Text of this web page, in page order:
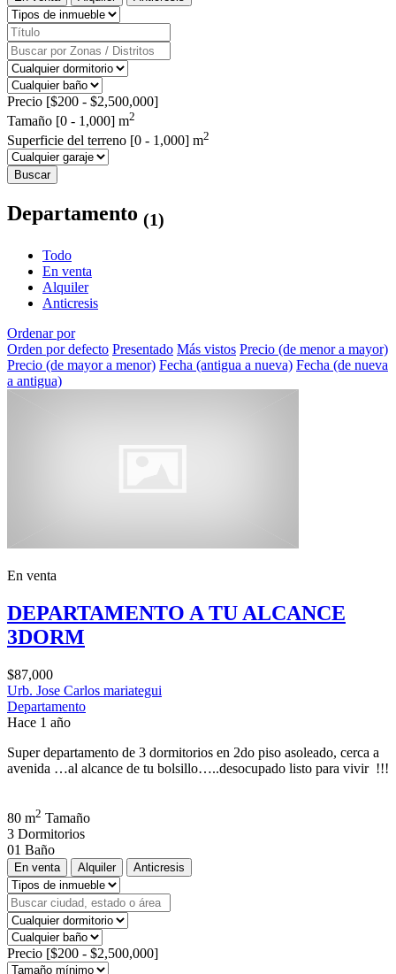
Precio [$200 - $2,500,000]
Tamaño [0 - 1,000] m2
Superficie del terreno [0 - 1,000] m2
Buscar
Departamento (1)
Todo
En venta
Alquiler
Anticresis
Ordenar por
Orden por defecto Presentado Más vistos Precio (de menor a mayor)
Precio (de mayor a menor) Fecha (antigua a nueva) Fecha (de nueva
a antigua)
En venta
DEPARTAMENTO A TU ALCANCE
3DORM
$87,000
Urb. Jose Carlos mariategui
Departamento
Hace 1 año
Super departamento de 3 dormitorios en 2do piso asoleado, cerca a
avenida …al alcance de tu bolsillo…..desocupado listo para vivir !!!
80 m2 Tamaño
3 Dormitorios
01 Baño
En venta Alquiler Anticresis
Precio [$200 - $2,500,000]